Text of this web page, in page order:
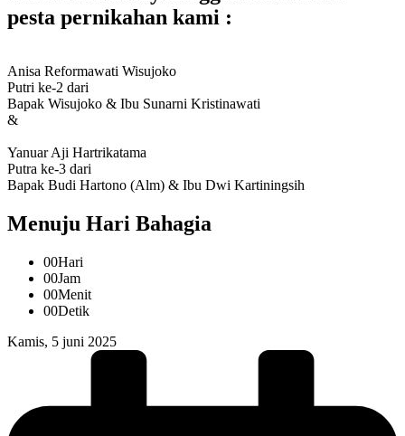
pesta pernikahan kami :
Anisa Reformawati Wisujoko
Putri ke-2 dari
Bapak Wisujoko & Ibu Sunarni Kristinawati
&
Yanuar Aji Hartrikatama
Putra ke-3 dari
Bapak Budi Hartono (Alm) & Ibu Dwi Kartiningsih
Menuju Hari Bahagia
00Hari
00Jam
00Menit
00Detik
Kamis, 5 juni 2025